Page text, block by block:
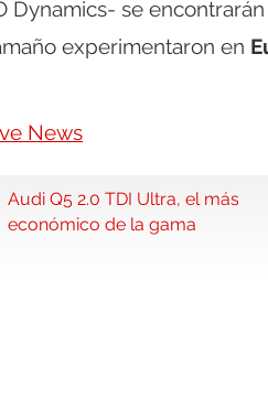
Dynamics- se
experimentaron en
News
Audi Q5 2.0 TDI Ultra, el más
económico de la gama